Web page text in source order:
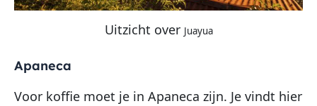
Uitzicht over Juayua
Apaneca
Voor koffie moet je in Apaneca zijn. Je vindt hier